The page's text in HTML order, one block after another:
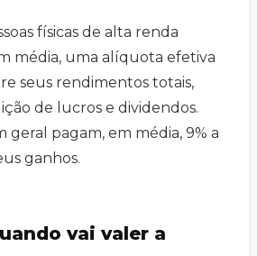
físicas de alta renda
média, uma alíquota efetiva
seus rendimentos totais,
de lucros e dividendos.
geral pagam, em média, 9% a
ganhos.
vai valer a